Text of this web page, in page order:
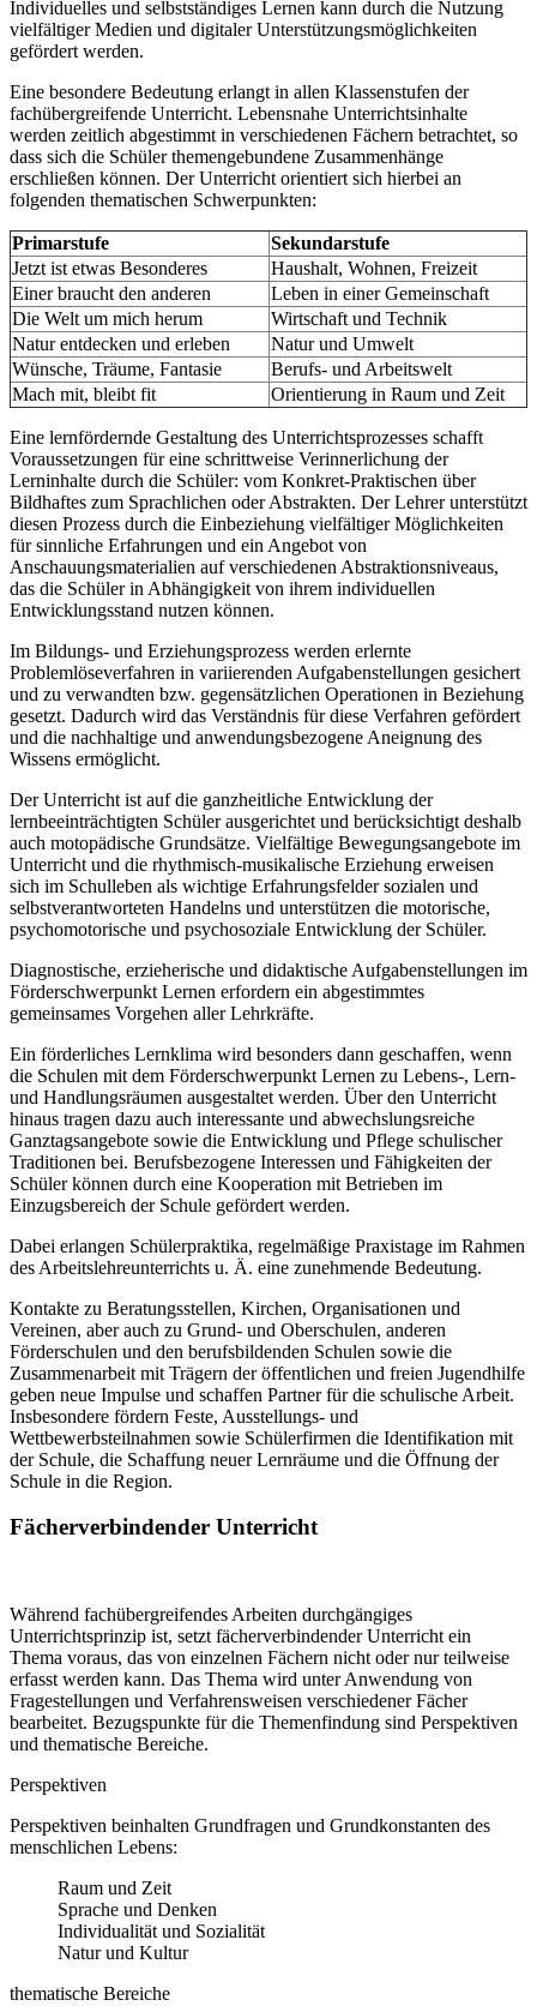
Individuelles und selbstständiges Lernen kann durch die Nutzung
vielfältiger Medien und digitaler Unterstützungsmöglichkeiten
gefördert werden.
Eine besondere Bedeutung erlangt in allen Klassenstufen der
fachübergreifende Unterricht. Lebensnahe Unterrichtsinhalte
werden zeitlich abgestimmt in verschiedenen Fächern betrachtet, so
dass sich die Schüler themengebundene Zusammenhänge
erschließen können. Der Unterricht orientiert sich hierbei an
folgenden thematischen Schwerpunkten:
Primarstufe
Sekundarstufe
Jetzt ist etwas Besonderes
Haushalt, Wohnen, Freizeit
Einer braucht den anderen
Leben in einer Gemeinschaft
Die Welt um mich herum
Wirtschaft und Technik
Natur entdecken und erleben
Natur und Umwelt
Wünsche, Träume, Fantasie
Berufs- und Arbeitswelt
Mach mit, bleibt fit
Orientierung in Raum und Zeit
Eine lernfördernde Gestaltung des Unterrichtsprozesses schafft
Voraussetzungen für eine schrittweise Verinnerlichung der
Lerninhalte durch die Schüler: vom Konkret-Praktischen über
Bildhaftes zum Sprachlichen oder Abstrakten. Der Lehrer unterstützt
diesen Prozess durch die Einbeziehung vielfältiger Möglichkeiten
für sinnliche Erfahrungen und ein Angebot von
Anschauungsmaterialien auf verschiedenen Abstraktionsniveaus,
das die Schüler in Abhängigkeit von ihrem individuellen
Entwicklungsstand nutzen können.
Im Bildungs- und Erziehungsprozess werden erlernte
Problemlöseverfahren in variierenden Aufgabenstellungen gesichert
und zu verwandten bzw. gegensätzlichen Operationen in Beziehung
gesetzt. Dadurch wird das Verständnis für diese Verfahren gefördert
und die nachhaltige und anwendungsbezogene Aneignung des
Wissens ermöglicht.
Der Unterricht ist auf die ganzheitliche Entwicklung der
lernbeeinträchtigten Schüler ausgerichtet und berücksichtigt deshalb
auch motopädische Grundsätze. Vielfältige Bewegungsangebote im
Unterricht und die rhythmisch-musikalische Erziehung erweisen
sich im Schulleben als wichtige Erfahrungsfelder sozialen und
selbstverantworteten Handelns und unterstützen die motorische,
psychomotorische und psychosoziale Entwicklung der Schüler.
Diagnostische, erzieherische und didaktische Aufgabenstellungen im
Förderschwerpunkt Lernen erfordern ein abgestimmtes
gemeinsames Vorgehen aller Lehrkräfte.
Ein förderliches Lernklima wird besonders dann geschaffen, wenn
die Schulen mit dem Förderschwerpunkt Lernen zu Lebens-, Lern-
und Handlungsräumen ausgestaltet werden. Über den Unterricht
hinaus tragen dazu auch interessante und abwechslungsreiche
Ganztagsangebote sowie die Entwicklung und Pflege schulischer
Traditionen bei. Berufsbezogene Interessen und Fähigkeiten der
Schüler können durch eine Kooperation mit Betrieben im
Einzugsbereich der Schule gefördert werden.
Dabei erlangen Schülerpraktika, regelmäßige Praxistage im Rahmen
des Arbeitslehreunterrichts u. Ä. eine zunehmende Bedeutung.
Kontakte zu Beratungsstellen, Kirchen, Organisationen und
Vereinen, aber auch zu Grund- und Oberschulen, anderen
Förderschulen und den berufsbildenden Schulen sowie die
Zusammenarbeit mit Trägern der öffentlichen und freien Jugendhilfe
geben neue Impulse und schaffen Partner für die schulische Arbeit.
Insbesondere fördern Feste, Ausstellungs- und
Wettbewerbsteilnahmen sowie Schülerfirmen die Identifikation mit
der Schule, die Schaffung neuer Lernräume und die Öffnung der
Schule in die Region.
Fächerverbindender Unterricht
Während fachübergreifendes Arbeiten durchgängiges
Unterrichtsprinzip ist, setzt fächerverbindender Unterricht ein
Thema voraus, das von einzelnen Fächern nicht oder nur teilweise
erfasst werden kann. Das Thema wird unter Anwendung von
Fragestellungen und Verfahrensweisen verschiedener Fächer
bearbeitet. Bezugspunkte für die Themenfindung sind Perspektiven
und thematische Bereiche.
Perspektiven
Perspektiven beinhalten Grundfragen und Grundkonstanten des
menschlichen Lebens:
Raum und Zeit
Sprache und Denken
Individualität und Sozialität
Natur und Kultur
thematische Bereiche